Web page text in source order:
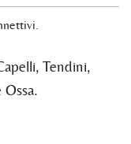
Tendini,